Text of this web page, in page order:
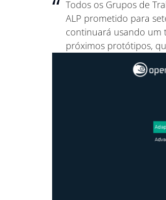
Todos os Grupos de
ALP prometido para
continuará usando um
próximos protótipos,